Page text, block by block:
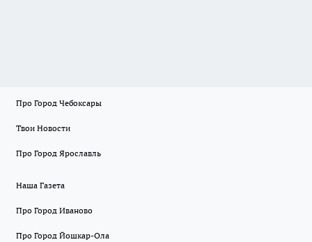
Про Город Чебоксары
Твои Новости
Про Город Ярославль
Наша Газета
Про Город Иваново
Про Город Йошкар-Ола